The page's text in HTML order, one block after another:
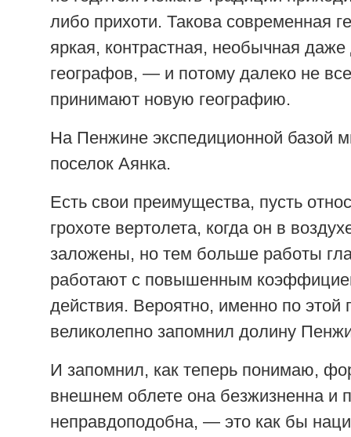
либо прихоти. Такова современная
яркая, контрастная, необычная
географов, — и потому далеко не
принимают новую географию.
На Пенжине экспедиционной базой
поселок Аянка.
Есть свои преимущества, пусть
грохоте вертолета, когда он в
заложены, но тем больше работы
работают с повышенным
действия. Вероятно, именно по этой
великолепно запомнил долину
И запомнил, как теперь понимаю,
внешнем облете она безжизненна и
неправдоподобна, — это как бы